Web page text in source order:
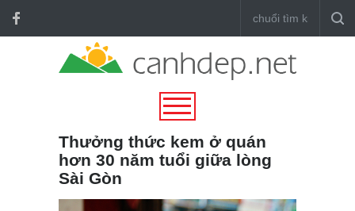
Thưởng thức kem ở quán
hơn 30 năm tuổi giữa lòng
Sài Gòn